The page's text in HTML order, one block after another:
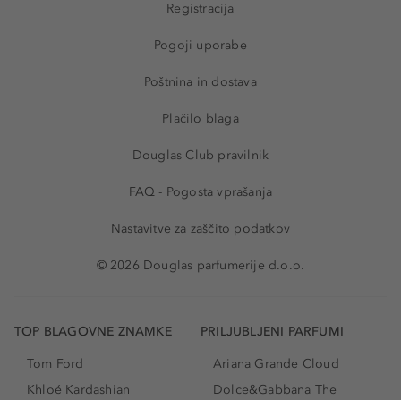
Registracija
Pogoji uporabe
Poštnina in dostava
Plačilo blaga
Douglas Club pravilnik
FAQ - Pogosta vprašanja
Nastavitve za zaščito podatkov
© 2026 Douglas parfumerije d.o.o.
TOP BLAGOVNE ZNAMKE
Tom Ford
Khloé Kardashian
PRILJUBLJENI PARFUMI
Ariana Grande Cloud
Dolce&Gabbana The